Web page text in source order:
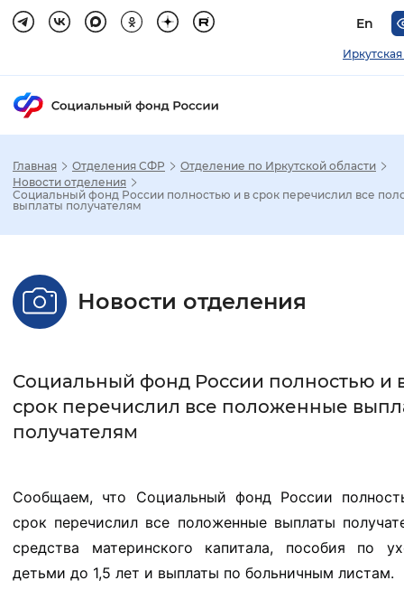
En
Стандартный Увеличенный
Без засечек С засечками
Цвет сайта
Монохромный Инверсивный
Главная Отделения СФР
Отделение по Иркутской области
Новости отделения
Социальный фонд России полностью и в срок перечислил все
выплаты получателям
Новости отделения
Социальный фонд России полностью и
срок перечислил все положенные
получателям
Сообщаем, что Социальный фонд России
срок перечислил все положенные выплаты
средства материнского капитала, пособия по
детьми до 1,5 лет и выплаты по больничным листам.